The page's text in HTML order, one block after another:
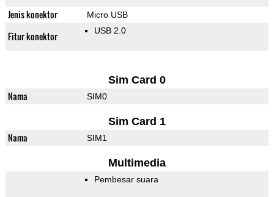
Jenis konektor Micro USB
Fitur konektor USB 2.0
Sim Card 0
Nama SIM0
Sim Card 1
Nama SIM1
Multimedia
Pembesar suara